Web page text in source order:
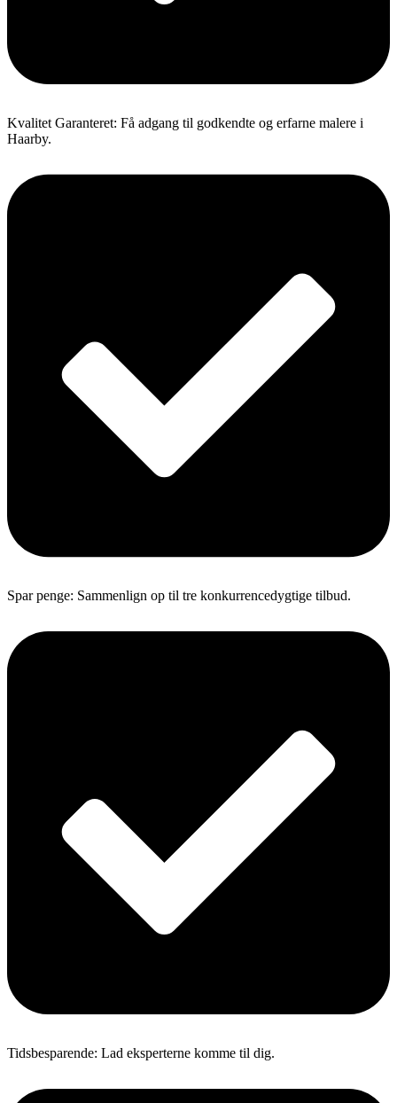
Kvalitet Garanteret: Få adgang til godkendte og erfarne malere i
Haarby.
Spar penge: Sammenlign op til tre konkurrencedygtige tilbud.
Tidsbesparende: Lad eksperterne komme til dig.